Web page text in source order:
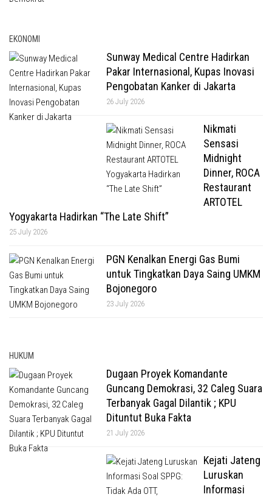
EKONOMI
Sunway Medical Centre Hadirkan
Pakar Internasional, Kupas Inovasi
Pengobatan Kanker di Jakarta
26 July 2026
Nikmati
Sensasi
Midnight
Dinner, ROCA
Restaurant
ARTOTEL
Yogyakarta Hadirkan “The Late Shift”
25 July 2026
PGN Kenalkan Energi Gas Bumi
untuk Tingkatkan Daya Saing UMKM
Bojonegoro
23 July 2026
HUKUM
Dugaan Proyek Komandante
Guncang Demokrasi, 32 Caleg Suara
Terbanyak Gagal Dilantik ; KPU
Dituntut Buka Fakta
21 July 2026
Kejati Jateng
Luruskan
Informasi